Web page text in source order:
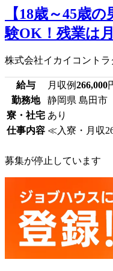
【18歳～45歳
験OK！残業は
株式会社イカイコント
給与 月収例266,000
勤務地
静岡県 島田市
寮・社宅 あり
仕事内容 ≪入寮・月収
募集が停止しています